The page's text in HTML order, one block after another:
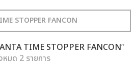
TIME STOPPER FANCON”
หมด 2 รายการ